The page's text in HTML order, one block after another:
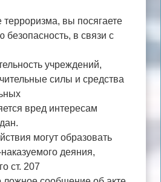
вы посягаете
безопасность, в связи с
учреждений,
силы и средства
вред интересам
могут образовать
деяния,
ст. 207